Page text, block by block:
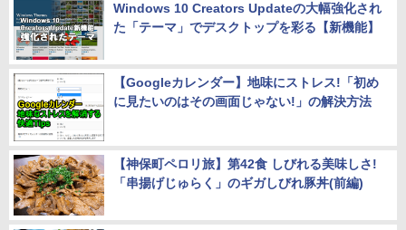
Windows 10 Creators Updateの大幅強化され
た「テーマ」でデスクトップを彩る【新機能】
【Googleカレンダー】地味にストレス!「初め
に見たいのはその画面じゃない!」の解決方法
【神保町ペロリ旅】第42食 しびれる美味しさ!
「串揚げじゅらく」のギガしびれ豚丼(前編)